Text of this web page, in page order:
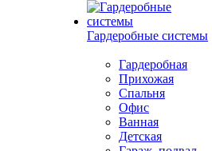
Гардеробные системы
Гардеробная
Прихожая
Спальня
Офис
Ванная
Детская